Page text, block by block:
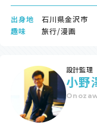
出身地
石川県金沢市
趣味
旅行/漫画
設計監理
小野